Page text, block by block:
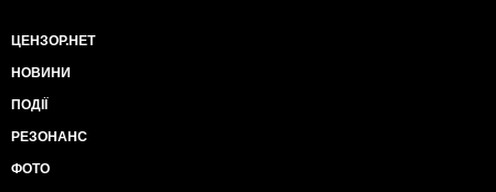
ЦЕНЗОР.НЕТ
НОВИНИ
ПОДІЇ
РЕЗОНАНС
ФОТО